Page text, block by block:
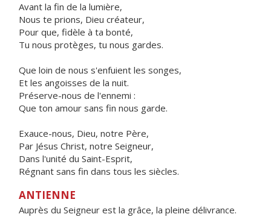
Avant la fin de la lumière,
Nous te prions, Dieu créateur,
Pour que, fidèle à ta bonté,
Tu nous protèges, tu nous gardes.
Que loin de nous s'enfuient les songes,
Et les angoisses de la nuit.
Préserve-nous de l'ennemi :
Que ton amour sans fin nous garde.
Exauce-nous, Dieu, notre Père,
Par Jésus Christ, notre Seigneur,
Dans l'unité du Saint-Esprit,
Régnant sans fin dans tous les siècles.
ANTIENNE
Auprès du Seigneur est la grâce, la pleine délivrance.